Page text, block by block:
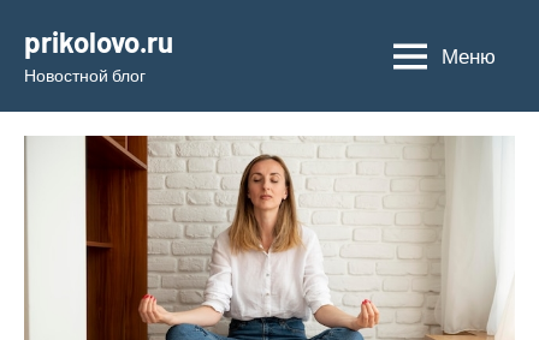
содержимому
prikolovo.ru
Новостной блог
Меню